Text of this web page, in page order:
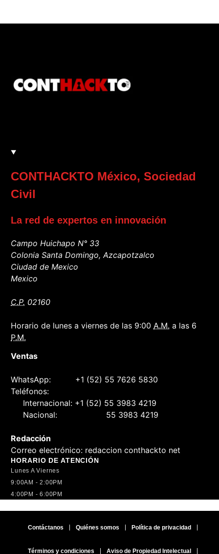
CONTHACKTO México, Sociedad
Civil
La red de expertos en innovación
Campo Huichapo N° 33
Colonia Santa Domingo, Azcapotzalco
Ciudad de Mexico
Mexico
C.P. 02160
Horario de lunes a viernes de las 9:00A.M. a las 6
P.M.
Ventas
WhatsApp: +1 (52) 55 7626 5830
Teléfonos:
Internacional: +1 (52) 55 3983 4219
Nacional: 55 3983 4219
Redacción
Correo electrónico: redaccion conthackto net
HORARIO DE ATENCIÓN
Lunes A Viernes
9:00AM - 2:00PM
4:00PM - 6:00PM
Contáctanos Quiénes somos Política de privacidad
Términos y condiciones Aviso de Propiedad Intelectual